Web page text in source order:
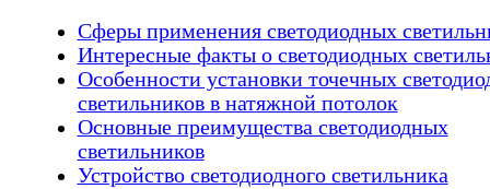
Сферы применения светодиодных
Интересные факты о светодиодных
Особенности установки точечных
светильников в натяжной потолок
Основные преимущества светодиодных
светильников
Устройство светодиодного светильника